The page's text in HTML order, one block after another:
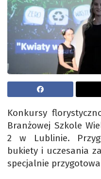
Konkursy
Branżowej Szkole
2 w Lublinie.
bukiety i uczesania
specjalnie